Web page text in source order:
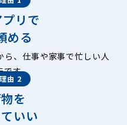
リで
める
、仕事や家事で忙しい人
です。
由 2
を
いい